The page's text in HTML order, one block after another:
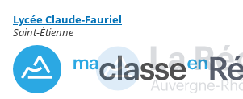
Menu de la rubrique
Contenu
Lycée Claude-Fauriel
Saint-Étienne